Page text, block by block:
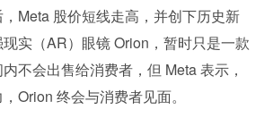
Meta 股价短线走高，并创下历史新
实（AR）眼镜 Orion，暂时只是一款
不会出售给消费者，但 Meta 表示，
Orion 终会与消费者见面。